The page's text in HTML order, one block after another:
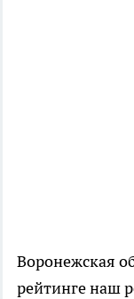
Воронежская
рейтинге наш